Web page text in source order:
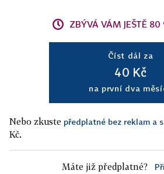
ZBÝVÁ VÁM JEŠTĚ 80
Číst dál za
40 Kč
na první dva
Nebo zkuste předplatné bez reklam a
Kč.
Máte již předplatné?